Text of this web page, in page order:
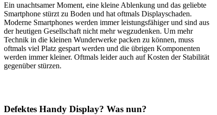
Ein unachtsamer Moment, eine kleine Ablenkung und das geliebte
Smartphone stürzt zu Boden und hat oftmals Displayschaden.
Moderne Smartphones werden immer leistungsfähiger und sind aus
der heutigen Gesellschaft nicht mehr wegzudenken. Um mehr
Technik in die kleinen Wunderwerke packen zu können, muss
oftmals viel Platz gespart werden und die übrigen Komponenten
werden immer kleiner. Oftmals leider auch auf Kosten der Stabilität
gegenüber stürzen.
Defektes Handy Display? Was nun?